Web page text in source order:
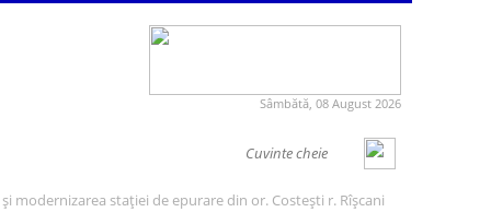
Sâmbătă, 08 August 2026
modernizarea stației de epurare din or. Costești r. Rîșcani